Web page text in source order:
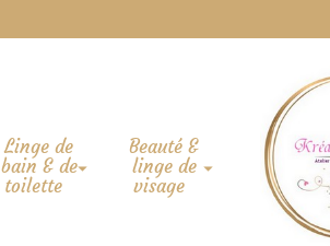
Linge de
bain & de
toilette
Beauté &
linge de
visage